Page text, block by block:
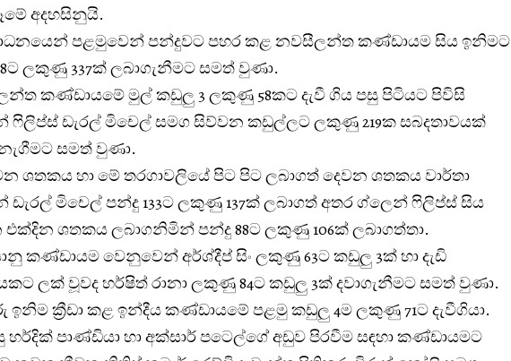
අදහසිනුයි.
පළමුවෙන් පන්දුවට පහර කළ නවසීලන්ත කණ්ඩායම සිය ඉනිමට
ලකුණු 337ක් ලබාගැනීමට සමත් වුණා.
කණ්ඩායමේ මුල් කඩුලු 3 ලකුණු 58කට දැවී ගිය පසු පිටියට පිවිසි
ෆිලිප්ස් ඩැරල් මිචෙල් සමග සිව්වන කඩුල්ලට ලකුණු 219ක සබදතාවයක්
සමත් වුණා.
ශතකය හා මේ තරගාවලියේ පිට පිට ලබාගත් දෙවන ශතකය වාර්තා
ඩැරල් මිචෙල් පන්දු 133ට ලකුණු 137ක් ලබාගත් අතර ග්ලෙන් ෆිලිප්ස් සිය
එක්දින ශතකය ලබාගනිමින් පන්දු 88ට ලකුණු 106ක් ලබාගත්තා.
කණ්ඩායම වෙනුවෙන් අර්ශ්දීප් සිං ලකුණු 63ට කඩුලු 3ක් හා දැඩි
ලක් වූවද හර්ෂිත් රානා ලකුණු 84ට කඩුලු 3ක් දවාගැනීමට සමත් වුණා.
ඉනිම ක්‍රීඩා කළ ඉන්දීය කණ්ඩායමේ පළමු කඩුලු 4ම ලකුණු 71ට දැවීගියා.
හර්දික් පාණ්ඩියා හා අක්සාර් පටෙල්ගේ අඩුව පිරවීම සඳහා කණ්ඩායමට